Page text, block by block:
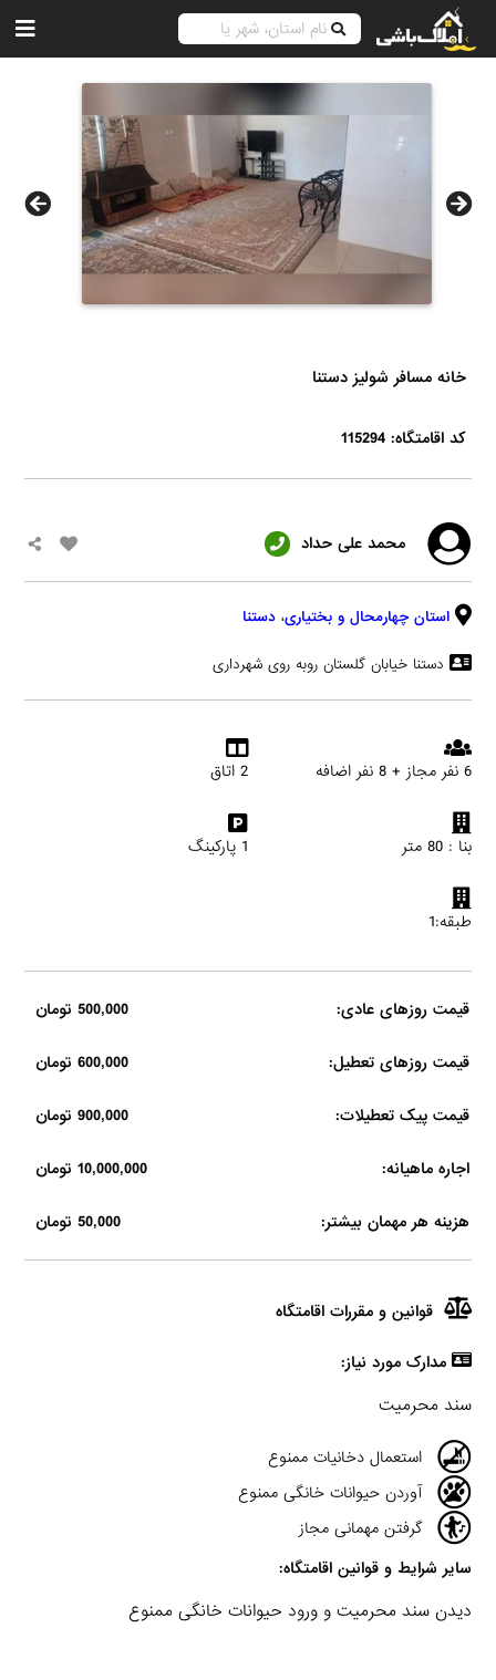
خانه مسافر شولیز دستنا
کد اقامتگاه: 115294
محمد علی حداد
استان چهارمحال و بختیاری، دستنا
دستنا خیابان گلستان روبه روی شهرداری
6 نفر مجاز + 8 نفر اضافه 2 اتاق
بنا : 80 متر 1 پارکینگ
طبقه:1
قیمت روزهای عادی: 500,000 تومان
قیمت روزهای تعطیل: 600,000 تومان
قیمت پیک تعطیلات: 900,000 تومان
اجاره ماهیانه: 10,000,000 تومان
هزینه هر مهمان بیشتر: 50,000 تومان
قوانین و مقررات اقامتگاه
مدارک مورد نیاز:
سند محرمیت
استعمال دخانیات ممنوع
آوردن حیوانات خانگی ممنوع
گرفتن مهمانی مجاز
سایر شرایط و قوانین اقامتگاه:
دیدن سند محرمیت و ورود حیوانات خانگی ممنوع